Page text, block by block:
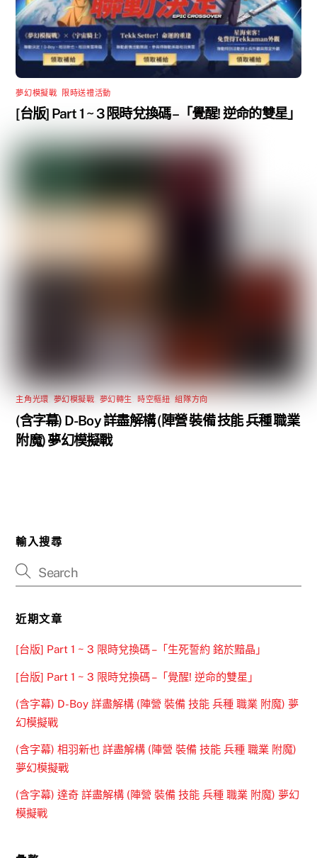
夢幻模擬戰 限時送禮活動
[台版] Part 1 ~ 3 限時兌換碼 –「覺醒! 逆命的雙星」
主角光環 夢幻模擬戰 夢幻轉生 時空樞紐 ,組隊方向
(含字幕) D-Boy 詳盡解構 (陣營 裝備 技能 兵種 職業
附魔) 夢幻模擬戰
輸入搜尋
近期文章
[台版] Part 1 ~ 3 限時兌換碼 –「生死誓約 銘於黯晶」
[台版] Part 1 ~ 3 限時兌換碼 –「覺醒! 逆命的雙星」
(含字幕) D-Boy 詳盡解構 (陣營 裝備 技能 兵種 職業 附魔) 夢
幻模擬戰
(含字幕) 相羽新也 詳盡解構 (陣營 裝備 技能 兵種 職業 附魔)
夢幻模擬戰
(含字幕) 達奇 詳盡解構 (陣營 裝備 技能 兵種 職業 附魔) 夢幻
模擬戰